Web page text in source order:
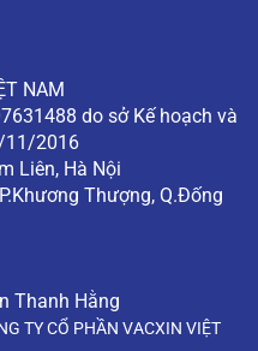
NAM
do sở Kế hoạch và
11/2016
Liên, Hà Nội
Thượng, Q.Đống
Thanh Hằng
TY CỔ PHẦN VACXIN VIỆT